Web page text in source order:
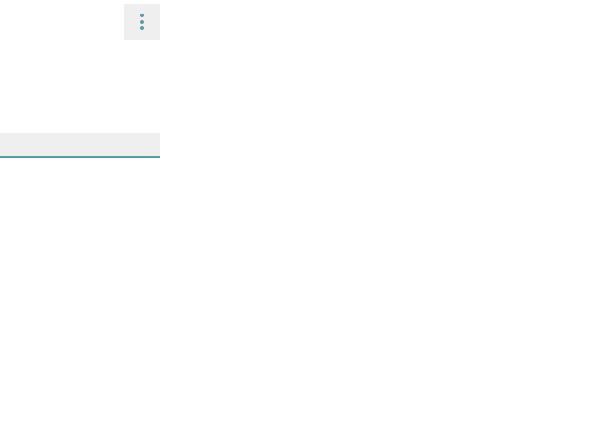
Controls de recursos